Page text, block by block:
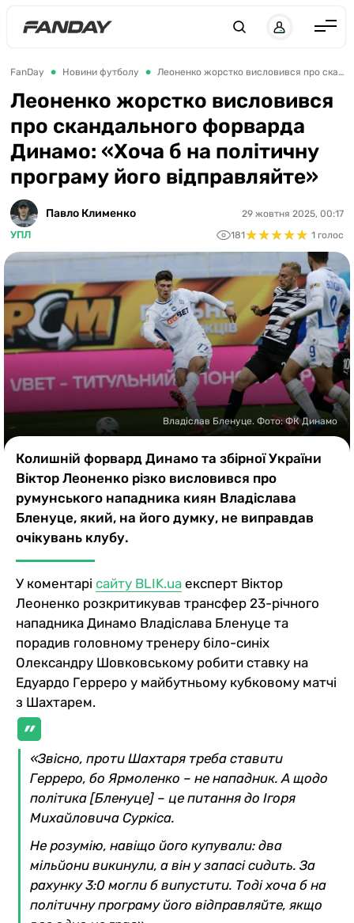
Іспанія
Німеччина
Італія
Франція
Україна
ЧЕ-2028
Букмекери
Казино
FanDay Новини футболу Леоненко жорстко висловився про скандального форварда Динамо: «Хоча б на політичну програму його відправляйте»
Леоненко жорстко висловився
про скандального форварда
Динамо: «Хоча б на політичну
програму його відправляйте»
Павло Клименко
УПЛ
29 жовтня 2025, 00:17
181★★★★★
★★★★★ 1 голос
Владіслав Бленуце. Фото: ФК Динамо
Колишній форвард Динамо та збірної України
Віктор Леоненко різко висловився про
румунського нападника киян Владіслава
Бленуце, який, на його думку, не виправдав
очікувань клубу.
У коментарі сайту BLIK.ua експерт Віктор
Леоненко розкритикував трансфер 23-річного
нападника Динамо Владіслава Бленуце та
порадив головному тренеру біло-синіх
Олександру Шовковському робити ставку на
Едуардо Герреро у майбутньому кубковому матчі
з Шахтарем.
«Звісно, проти Шахтаря треба ставити
Герреро, бо Ярмоленко – не нападник. А щодо
політика [Бленуце] – це питання до Ігоря
Михайловича Суркіса.
Не розумію, навіщо його купували: два
мільйони викинули, а він у запасі сидить. За
рахунку 3:0 могли б випустити. Тоді хоча б на
політичну програму його відправляйте, якщо